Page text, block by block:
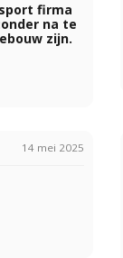
firma
na te
zijn.
14 mei 2025